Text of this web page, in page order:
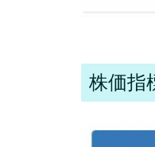
株価指